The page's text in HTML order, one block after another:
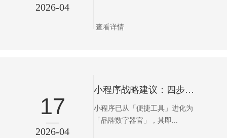
2026-04
查看详情
17
2026-04
小程序战略建议：四步构建品牌护城河
小程序已从「便捷工具」进化为
「品牌数字器官」，其即...